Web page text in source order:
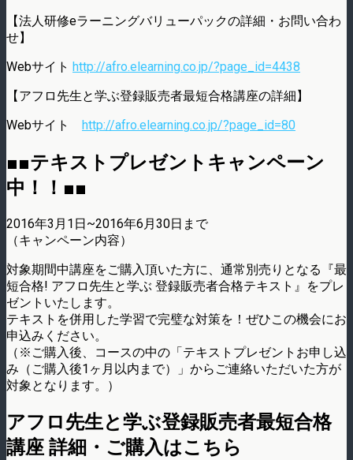
【法人研修eラーニングバリューパックの詳細・お問い合わ
せ】
Webサイト http://afro.elearning.co.jp/?page_id=4438
【アフロ先生と学ぶ登録販売者最短合格講座の詳細】
Webサイト http://afro.elearning.co.jp/?page_id=80
■■テキストプレゼントキャンペーン
中！！■■
2016年3月1日~2016年6月30日まで
（キャンペーン内容）
対象期間中講座をご購入頂いた方に、通常別売りとなる『最
短合格! アフロ先生と学ぶ 登録販売者合格テキスト』をプレ
ゼントいたします。
テキストを併用した学習で完璧な対策を！ぜひこの機会にお
申込みください。
（※ご購入後、コースの中の「テキストプレゼントお申し込
み（ご購入後1ヶ月以内まで）」からご連絡いただいた方が
対象となります。）
アフロ先生と学ぶ登録販売者最短合格
講座 詳細・ご購入はこちら